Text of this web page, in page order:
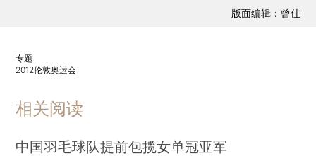
版面编辑：曾佳
专题
2012伦敦奥运会
相关阅读
中国羽毛球队提前包揽女单冠亚军